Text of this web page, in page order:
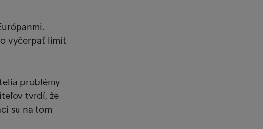
vyčerpať limit
problémy
tvrdí, že
sú na tom